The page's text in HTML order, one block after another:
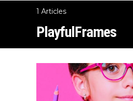
1 Articles
PlayfulFrames